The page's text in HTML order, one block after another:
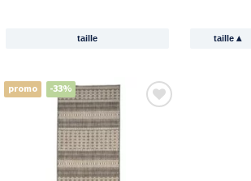
taille taille▴
promo -33%